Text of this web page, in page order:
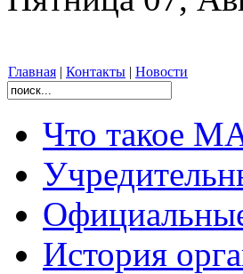
Главная | Контакты | Новости
Что такое
История